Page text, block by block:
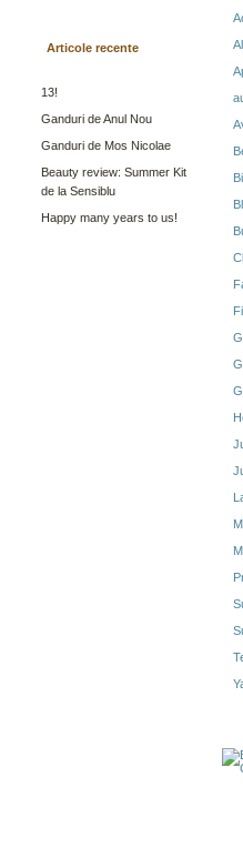
Articole recente
13!
Ganduri de Anul Nou
Ganduri de Mos Nicolae
Beauty review: Summer Kit
de la Sensiblu
Happy many years to us!